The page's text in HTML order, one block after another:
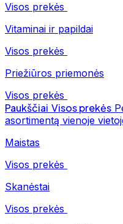
Visos prekės
Vitaminai ir papildai
Visos prekės
Priežiūros priemonės
Visos prekės
Paukščiai Visos prekės
asortimentą vienoje
Maistas
Visos prekės
Skanėstai
Visos prekės